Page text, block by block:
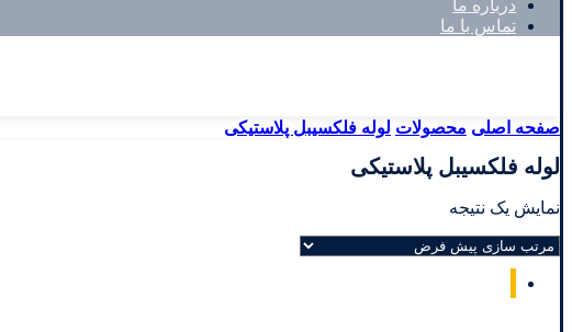
درباره ما
تماس با ما
صفحه اصلی محصولات لوله فلکسیبل پلاستیکی
لوله فلکسیبل پلاستیکی
نمایش یک نتیجه